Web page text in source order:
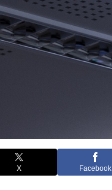
X Facebook